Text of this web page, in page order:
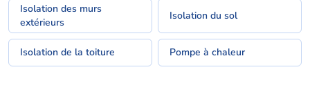
Isolation des murs
extérieurs
Isolation du sol
Isolation de la toiture Pompe à chaleur